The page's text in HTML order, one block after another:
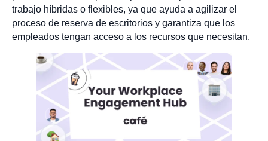
trabajo híbridas o flexibles, ya que ayuda a agilizar el
proceso de reserva de escritorios y garantiza que los
empleados tengan acceso a los recursos que necesitan.